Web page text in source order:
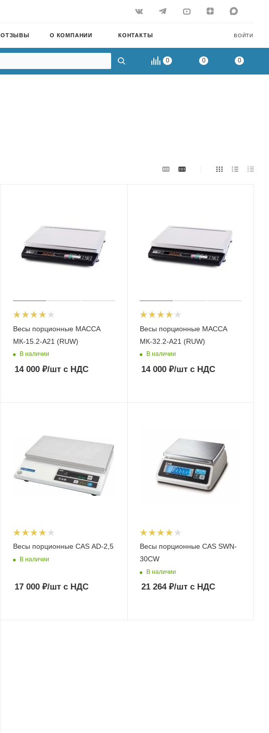
ВОЙТИ
ОТЗЫВЫ О КОМПАНИИ КОНТАКТЫ
0 0 0
Весы порционные МАССА
МК-15.2-А21 (RUW)
В наличии
14 000 ₽/шт с НДС
Весы порционные МАССА
МК-32.2-А21 (RUW)
В наличии
14 000₽/штс НДС
Весы порционные CAS AD-2,5
В наличии
17 000 ₽/шт с НДС
Весы порционные CAS SWN-
30CW
В наличии
21 264₽/штс НДС